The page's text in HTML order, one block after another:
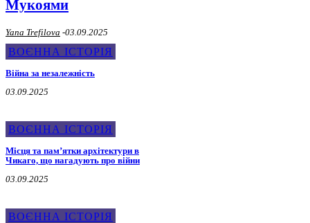
Мукоями
Yana Trefilova -03.09.2025
ВОЄННА ІСТОРІЯ
Війна за незалежність
03.09.2025
ВОЄННА ІСТОРІЯ
Місця та пам’ятки архітектури в
Чикаго, що нагадують про війни
03.09.2025
ВОЄННА ІСТОРІЯ